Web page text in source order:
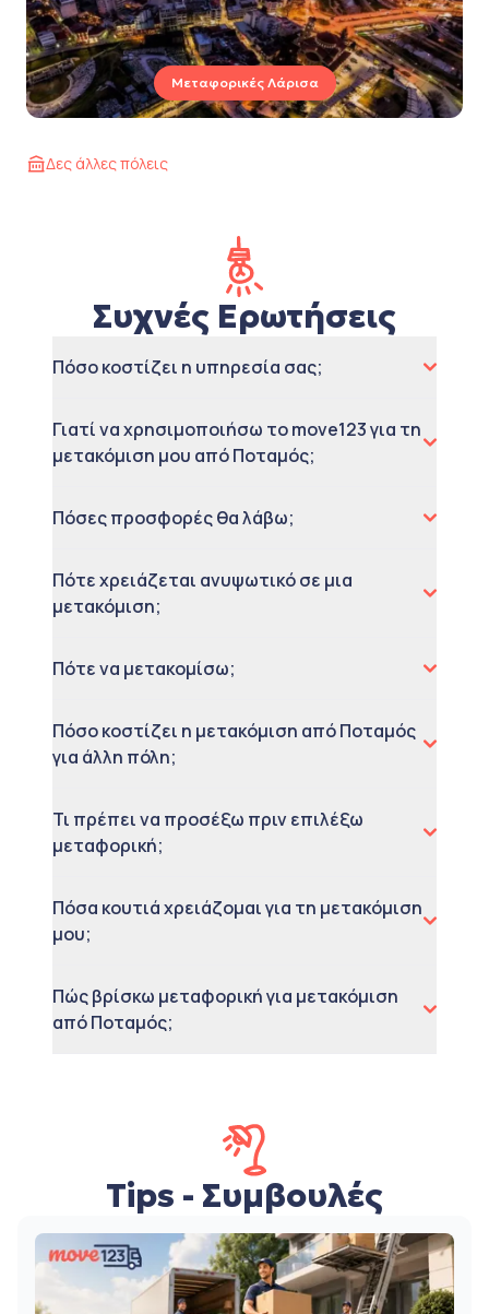
Μεταφορικές Λάρισα
Δες άλλες πόλεις
Συχνές Ερωτήσεις
Πόσο κοστίζει η υπηρεσία σας;
Γιατί να χρησιμοποιήσω το move123 για τη
μετακόμιση μου από Ποταμός;
Πόσες προσφορές θα λάβω;
Πότε χρειάζεται ανυψωτικό σε μια
μετακόμιση;
Πότε να μετακομίσω;
Πόσο κοστίζει η μετακόμιση από Ποταμός
για άλλη πόλη;
Τι πρέπει να προσέξω πριν επιλέξω
μεταφορική;
Πόσα κουτιά χρειάζομαι για τη μετακόμιση
μου;
Πώς βρίσκω μεταφορική για μετακόμιση
από Ποταμός;
Tips - Συμβουλές